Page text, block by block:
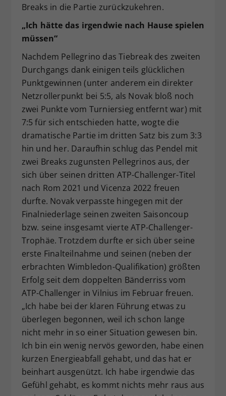
Breaks in die Partie zurückzukehren.
„Ich hätte das irgendwie nach Hause spielen
müssen“
Nachdem Pellegrino das Tiebreak des zweiten
Durchgangs dank einigen teils glücklichen
Punktgewinnen (unter anderem ein direkter
Netzrollerpunkt bei 5:5, als Novak bloß noch
zwei Punkte vom Turniersieg entfernt war) mit
7:5 für sich entschieden hatte, wogte die
dramatische Partie im dritten Satz bis zum 3:3
hin und her. Daraufhin schlug das Pendel mit
zwei Breaks zugunsten Pellegrinos aus, der
sich über seinen dritten ATP-Challenger-Titel
nach Rom 2021 und Vicenza 2022 freuen
durfte. Novak verpasste hingegen mit der
Finalniederlage seinen zweiten Saisoncoup
bzw. seine insgesamt vierte ATP-Challenger-
Trophäe. Trotzdem durfte er sich über seine
erste Finalteilnahme und seinen (neben der
erbrachten Wimbledon-Qualifikation) größten
Erfolg seit dem doppelten Bänderriss vom
ATP-Challenger in Vilnius im Februar freuen.
„Ich habe bei der klaren Führung etwas zu
überlegen begonnen, weil ich schon lange
nicht mehr in so einer Situation gewesen bin.
Ich bin ein wenig nervös geworden, habe einen
kurzen Energieabfall gehabt, und das hat er
beinhart ausgenützt. Ich habe irgendwie das
Gefühl gehabt, es kommt nichts mehr raus aus